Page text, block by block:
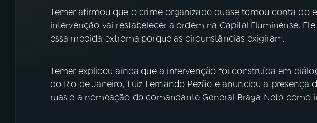
Instagram X
Temer afirmou que o crime organizado quase tomou conta do
intervenção vai restabelecer a ordem na Capital Fluminense.
essa medida extrema porque as circunstâncias exigiram.
Temer explicou ainda que a intervenção foi construída em
do Rio de Janeiro, Luiz Fernando Pezão e anunciou a presença
ruas e a nomeação do comandante General Braga Neto como